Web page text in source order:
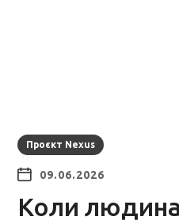
Проєкт Nexus
09.06.2026
Коли